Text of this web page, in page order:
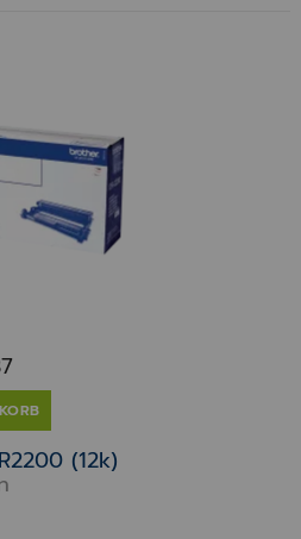
(12k)